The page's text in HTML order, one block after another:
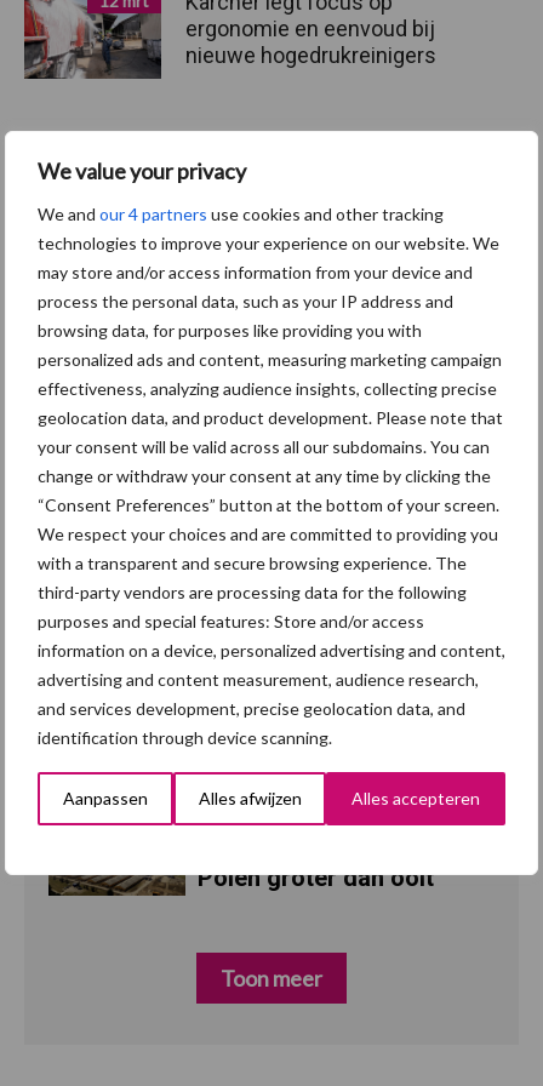
We value your privacy
We and our 4 partners use cookies and other tracking
technologies to improve your experience on our website. We
may store and/or access information from your device and
process the personal data, such as your IP address and
browsing data, for purposes like providing you with
personalized ads and content, measuring marketing campaign
effectiveness, analyzing audience insights, collecting precise
geolocation data, and product development. Please note that
your consent will be valid across all our subdomains. You can
change or withdraw your consent at any time by clicking the
“Consent Preferences” button at the bottom of your screen.
We respect your choices and are committed to providing you
with a transparent and secure browsing experience. The
third-party vendors are processing data for the following
purposes and special features: Store and/or access
information on a device, personalized advertising and content,
advertising and content measurement, audience research,
and services development, precise geolocation data, and
identification through device scanning.
Aanpassen Alles afwijzen Alles accepteren
ergonomie en eenvoud bij
nieuwe hogedrukreinigers
16 aug
Bioveiligheid op Belgische
varkensbedrijven
Toon meer
Recent nieuws Partner nieuws
7 aug
Britse varkenssector
vreest afzetcrisis in het
najaar
7 aug
Hittestress: wat gebeurt
er en hoe kunnen we het
voorkomen?
“Vraag naar praktische
Polen groter dan ooit”
Toon meer